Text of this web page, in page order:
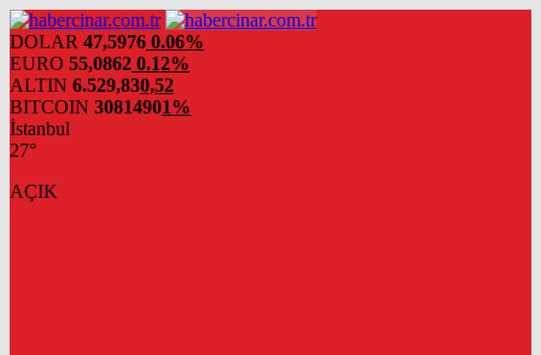
DOLAR 47,5976 0.06%
EURO 55,0862 0.12%
ALTIN 6.529,830,52
BITCOIN 30814901%
İstanbul
27°
AÇIK